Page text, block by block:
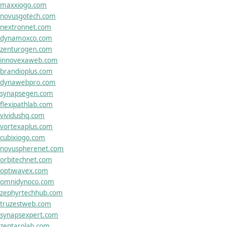
maxxiogo.com
novusgotech.com
nextronnet.com
dynamoxco.com
zenturogen.com
innovexaweb.com
brandioplus.com
dynawebpro.com
synapsegen.com
flexipathlab.com
vividushq.com
vortexaplus.com
cubixiogo.com
novuspherenet.com
orbitechnet.com
optiwavex.com
omnidynoco.com
zephyrtechhub.com
truzestweb.com
synapsexpert.com